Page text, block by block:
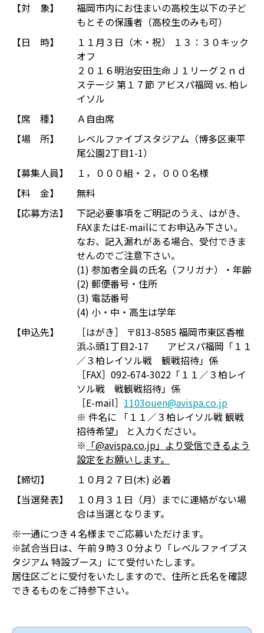
【対 象】
福岡市内にお住まいの高校生以下の子ど
もとその保護者（高校生のみも可）
【日 時】
１１月３日（木・祝） １３：３０キック
オフ
２０１６明治安田生命Ｊ１リーグ２ｎｄ
ステージ 第１７節 アビスパ福岡 vs. 柏レ
イソル
【席 種】
Ａ自由席
【場 所】
レベルファイブスタジアム（博多区東平
尾公園2丁目1-1）
【募集人員】
１，０００組・２，０００名様
【料 金】
無料
【応募方法】
下記必要事項をご明記のうえ、はがき、
FAXまたはE-mailにてお申込み下さい。
なお、記入漏れがある場合、受付できま
せんのでご注意下さい。
(1) 参加者全員の氏名（フリガナ）・年齢
(2) 郵便番号・住所
(3) 電話番号
(4) 小・中・高生は学年
【申込先】
［はがき］ 〒813-8585 福岡市東区香椎
浜ふ頭1丁目2-17 アビスパ福岡「１１
／３柏レイソル戦 観戦招待」係
［FAX］092-674-3022「１１／３柏レイ
ソル戦 戦観戦招待」係
［E-mail］ 1103ouen@avispa.co.jp
※ 件名に 「１１／３柏レイソル戦 観戦
招待希望」 と入力ください。
※ 「@avispa.co.jp」より受信できるよう
設定をお願いします。
【締切】
１０月２７日(木) 必着
【当選発表】
１０月３１日（月）までに連絡がない場
合は当選となります。
※一通につき４名様までご応募いただけます。
※試合当日は、午前９時３０分より「レベルファイブス
タジアム 特設ブース」にて受付いたします。
居住区ごとに受付をいたしますので、住所と氏名を確認
できるものをご持参下さい。